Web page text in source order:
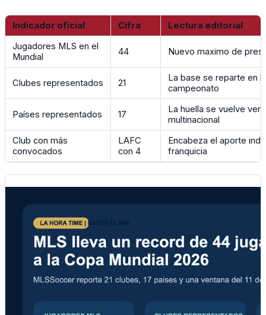
centrales en un grupo que también incluye a Inglaterra,
Croacia y Ghana.
Indicador oficial Cifra
Lectura editorial
Jugadores MLS en el
Mundial
44 Nuevo maximo de
Clubes representados 21
La base se reparte en
campeonato
Países representados 17
La huella se vuelve
multinacional
Club con más
convocados
LAFC
con 4
Encabeza el aporte
franquicia